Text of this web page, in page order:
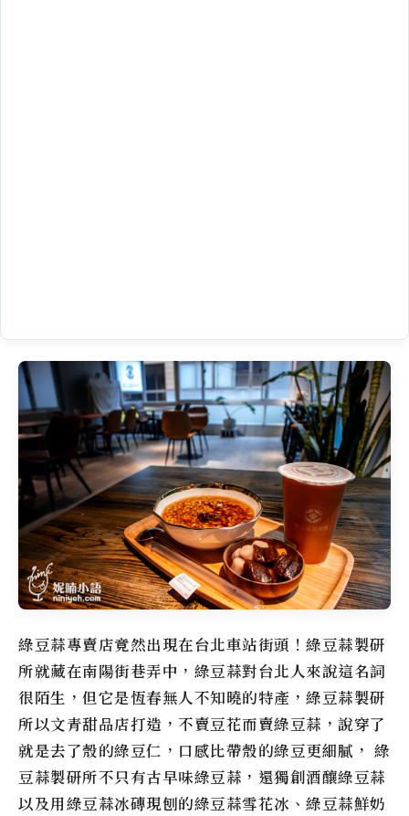
綠豆蒜專賣店竟然出現在台北車站街頭！ 綠豆蒜製研
所就藏在南陽街巷弄中， 綠豆蒜對台北人來說這名詞
很陌生，但它是恆春無人不知曉的特產， 綠豆蒜製研
所以文青甜品店打造，不賣豆花而賣綠豆蒜 ，說穿了
就是去了殼的綠豆仁，口感比帶殼的綠豆更細膩， 綠
豆蒜製研所不只有古早味綠豆蒜，還獨創酒釀綠豆蒜
以及用綠豆蒜冰磚現刨的綠豆蒜雪花冰、綠豆蒜鮮奶